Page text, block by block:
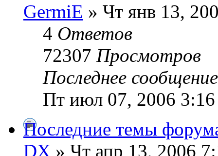
GermiE » Чт янв 13,
4 Ответов
72307 Просмотров
Последнее
Пт июл 07, 2006
Последние темы
DX » Чт апр 13, 2006